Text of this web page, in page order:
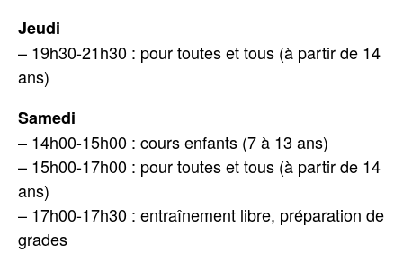
Jeudi
– 19h30-21h30 : pour toutes et tous (à partir de 14
ans)
Samedi
– 14h00-15h00 : cours enfants (7 à 13 ans)
– 15h00-17h00 : pour toutes et tous (à partir de 14
ans)
– 17h00-17h30 : entraînement libre, préparation de
grades